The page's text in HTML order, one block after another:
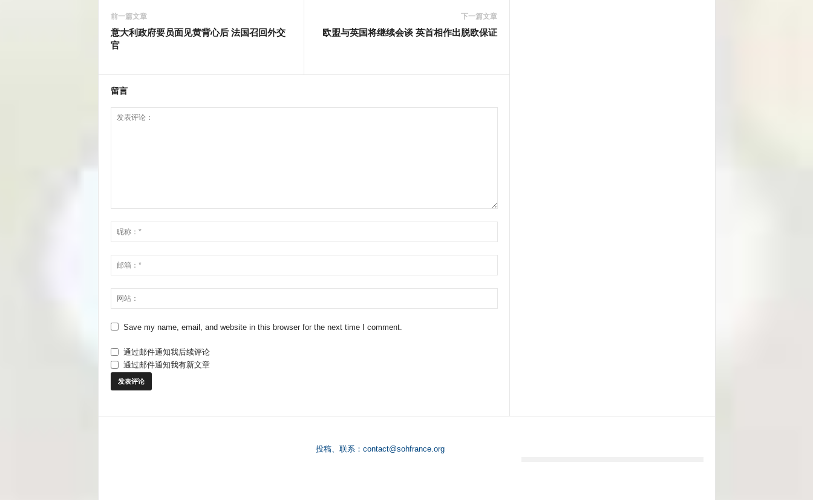
前一篇文章
意大利政府要员面见黄背心后 法国召回外交
官
下一篇文章
欧盟与英国将继续会谈 英首相作出脱欧保证
留言
Save my name, email, and website in this browser for the next time I comment.
通过邮件通知我后续评论
通过邮件通知我有新文章
投稿、联系： contact@sohfrance.org